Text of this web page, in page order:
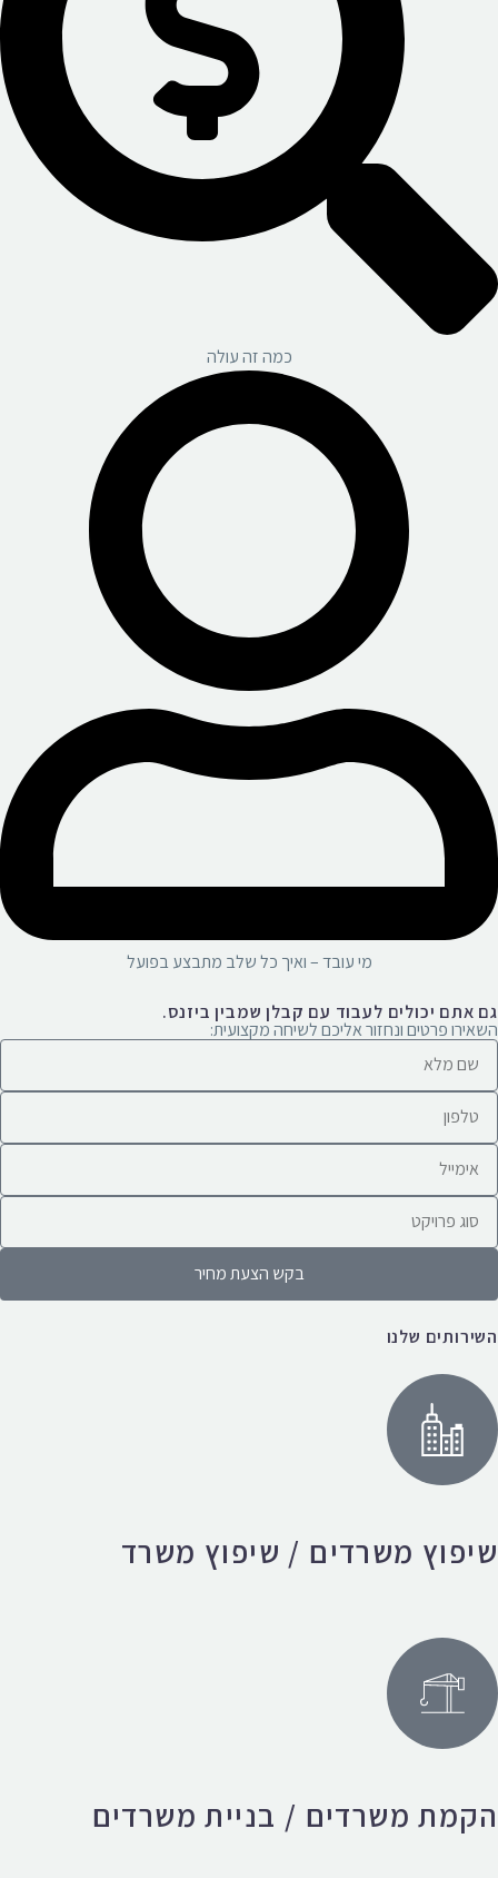
כמה זה עולה
מי עובד – ואיך כל שלב מתבצע בפועל
גם אתם יכולים לעבוד עם קבלן שמבין ביזנס.
השאירו פרטים ונחזור אליכם לשיחה מקצועית:
בקש הצעת מחיר
השירותים שלנו
שיפוץ משרדים / שיפוץ משרד
הקמת משרדים / בניית משרדים